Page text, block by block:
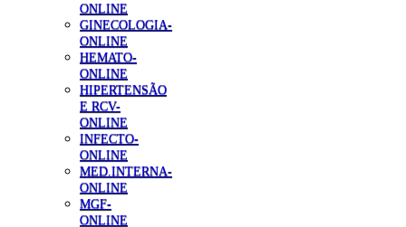
ONLINE
GINECOLOGIA-
ONLINE
HEMATO-
ONLINE
HIPERTENSÃO
E RCV-
ONLINE
INFECTO-
ONLINE
MED.INTERNA-
ONLINE
MGF-
ONLINE